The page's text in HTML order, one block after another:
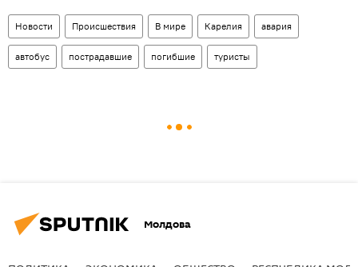
Новости Происшествия В мире Карелия авария
автобус пострадавшие погибшие туристы
Молдова